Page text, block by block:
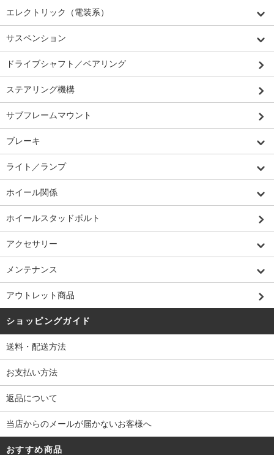
エレクトリック（電装系）
サスペンション
ドライブシャフト／ベアリング
ステアリング機構
サブフレームマウント
ブレーキ
ライト／ランプ
ホイール関係
ホイールスタッドボルト
アクセサリー
メンテナンス
アウトレット商品
ショッピングガイド
送料・配送方法
お支払い方法
返品について
当店からのメールが届かないお客様へ
おすすめ商品